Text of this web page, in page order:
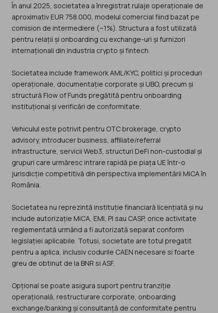
În anul 2025, societatea a înregistrat rulaje operaționale de
aproximativ EUR 758.000, modelul comercial fiind bazat pe
comision de intermediere (~1%). Structura a fost utilizată
pentru relații și onboarding cu exchange-uri și furnizori
internaționali din industria crypto și fintech.
Societatea include framework AML/KYC, politici și proceduri
operaționale, documentație corporate și UBO, precum și
structură Flow of Funds pregătită pentru onboarding
instituțional și verificări de conformitate.
Vehiculul este potrivit pentru OTC brokerage, crypto
advisory, introducer business, affiliate/referral
infrastructure, servicii Web3, structuri DeFi non-custodial și
grupuri care urmăresc intrare rapidă pe piața UE într-o
jurisdicție competitivă din perspectiva implementării MiCA în
România.
Societatea nu reprezintă instituție financiară licențiată și nu
include autorizație MiCA, EMI, PI sau CASP, orice activitate
reglementată urmând a fi autorizată separat conform
legislației aplicabile. Totusi, societate are totul pregatit
pentru a aplica, inclusiv codurile CAEN necesare si foarte
greu de obtinut de la BNR si ASF.
Opțional se poate asigura suport pentru tranziție
operațională, restructurare corporate, onboarding
exchange/banking și consultanță de conformitate pentru